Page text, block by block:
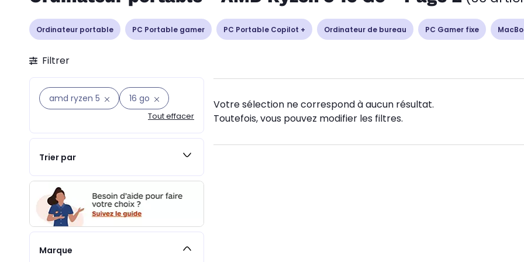
Ordinateur portable PC Portable gamer PC Portable Copilot + Ordinateur de bureau PC Gamer fixe
Filtrer
amd ryzen 5 16 go
Tout effacer
Trier par
Marque
Votre sélection ne correspond à aucun résultat.
Toutefois, vous pouvez modifier les filtres.